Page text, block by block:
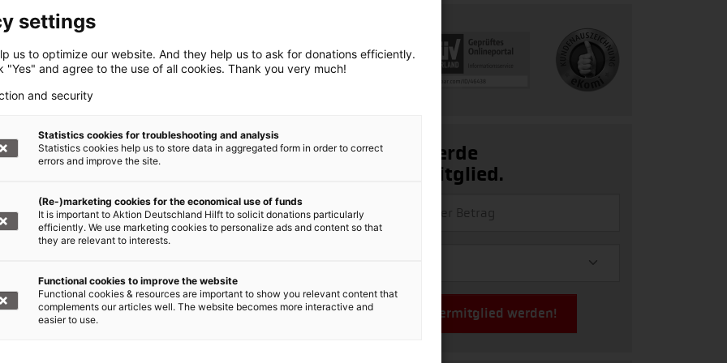
für bis eine Million Menschen. Vorrang haben
Gesundheitspersonal, Vertriebene und
Gruppen wie Frauen und Mädchen.
prüft derzeit, über welchen Weg
Handschuhe und Schürzen beschafft und
sich auf Ausweitung der
anhaltende Fluchtbewegungen besteht
Gefahr einer weiteren Ausbreitung des
den ersten Ebola-Toten in Uganda gab,
an der Grenze zwischen Uganda und
Ja, ich werde
Fördermitglied.
Jetzt Fördermitglied werden!
settings
us to optimize our website. And they help us to ask for donations efficiently.
"Yes" and agree to the use of all cookies. Thank you very much!
and security
Statistics cookies for troubleshooting and analysis
Statistics cookies help us to store data in aggregated form in order to correct
errors and improve the site.
(Re-)marketing cookies for the economical use of funds
It is important to Aktion Deutschland Hilft to solicit donations particularly
efficiently. We use marketing cookies to personalize ads and content so that
they are relevant to interests.
Functional cookies to improve the website
Functional cookies & resources are important to show you relevant content that
complements our articles well. The website becomes more interactive and
easier to use.